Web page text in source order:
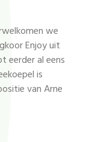
we
Enjoy uit
eerder al eens
is
van Arne